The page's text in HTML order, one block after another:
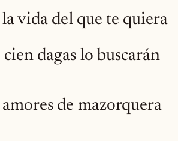
vida del que te quiera
dagas lo buscarán
de mazorquera